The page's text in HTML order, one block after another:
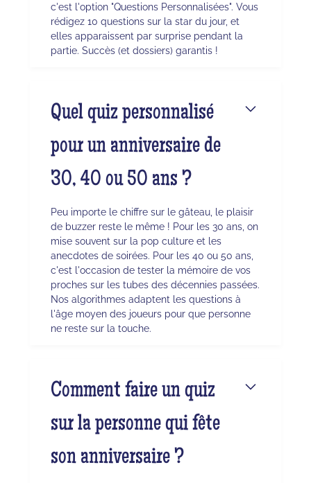
c'est l'option "Questions Personnalisées". Vous
rédigez 10 questions sur la star du jour, et
elles apparaissent par surprise pendant la
partie. Succès (et dossiers) garantis !
Quel quiz personnalisé
pour un anniversaire de
30, 40 ou 50 ans ?
Peu importe le chiffre sur le gâteau, le plaisir
de buzzer reste le même ! Pour les 30 ans, on
mise souvent sur la pop culture et les
anecdotes de soirées. Pour les 40 ou 50 ans,
c'est l'occasion de tester la mémoire de vos
proches sur les tubes des décennies passées.
Nos algorithmes adaptent les questions à
l'âge moyen des joueurs pour que personne
ne reste sur la touche.
Comment faire un quiz
sur la personne qui fête
son anniversaire ?